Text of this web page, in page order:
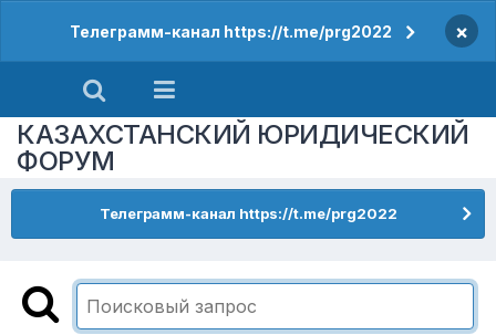
Телеграмм-канал https://t.me/prg2022 ×
КАЗАХСТАНСКИЙ ЮРИДИЧЕСКИЙ
ФОРУМ
Телеграмм-канал https://t.me/prg2022